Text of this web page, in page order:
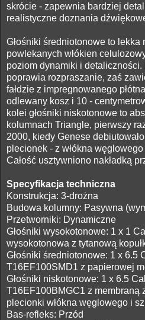
skrócie - zapewnia bardziej
realistyczne doznania
Głośniki średniotonowe to lekka
powlekanych włókien
poziom dynamiki i
poprawia rozpraszanie, zaś
fałdzie z impregnowanego
odlewany kosz i 10 -
kolei głośniki niskotonowe to
kolumnach Triangle, pierwszy
2000, kiedy Genese
plecionek - z włókna
Całość usztywniono nakładką
Specyfikacja techniczna
Konstrukcja: 3-drożna
Budowa kolumny: Pasywna
Przetworniki: Dynamiczne
Głośniki wysokotonowe: 1 x 1
wysokotonowa z tytanową
Głośniki średniotonowe: 1 x 6.5
T16EF100SMD1 z papierowej
Głośniki niskotonowe: 1 x 6.5
T16EF100BMGC1 z membraną
plecionki włókna węglowego i
Bas-refleks: Przód